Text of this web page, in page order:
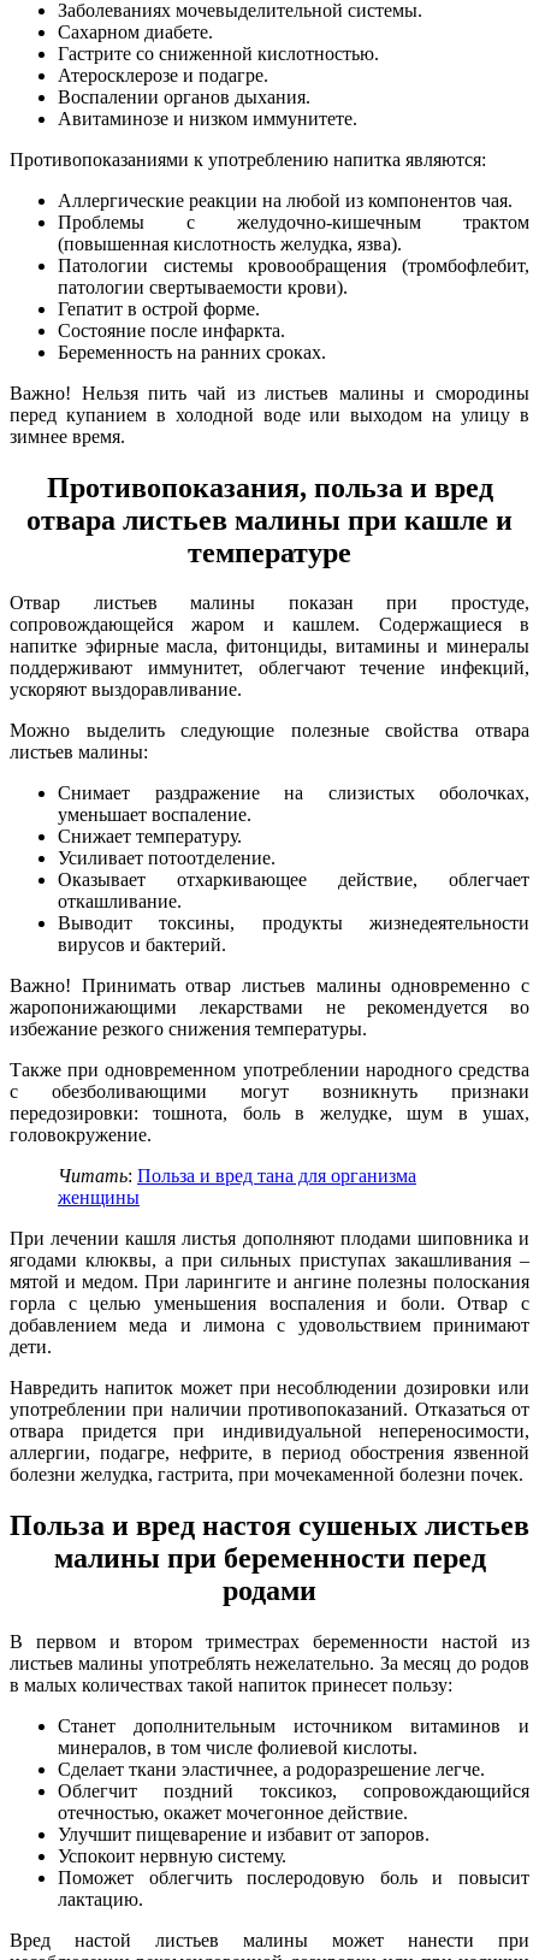
Заболеваниях мочевыделительной системы.
Сахарном диабете.
Гастрите со сниженной кислотностью.
Атеросклерозе и подагре.
Воспалении органов дыхания.
Авитаминозе и низком иммунитете.
Противопоказаниями к употреблению напитка являются:
Аллергические реакции на любой из компонентов чая.
Проблемы с желудочно-кишечным трактом
(повышенная кислотность желудка, язва).
Патологии системы кровообращения (тромбофлебит,
патологии свертываемости крови).
Гепатит в острой форме.
Состояние после инфаркта.
Беременность на ранних сроках.
Важно! Нельзя пить чай из листьев малины и смородины
перед купанием в холодной воде или выходом на улицу в
зимнее время.
Противопоказания, польза и вред
отвара листьев малины при кашле и
температуре
Отвар листьев малины показан при простуде,
сопровождающейся жаром и кашлем. Содержащиеся в
напитке эфирные масла, фитонциды, витамины и минералы
поддерживают иммунитет, облегчают течение инфекций,
ускоряют выздоравливание.
Можно выделить следующие полезные свойства отвара
листьев малины:
Снимает раздражение на слизистых оболочках,
уменьшает воспаление.
Снижает температуру.
Усиливает потоотделение.
Оказывает отхаркивающее действие, облегчает
откашливание.
Выводит токсины, продукты жизнедеятельности
вирусов и бактерий.
Важно! Принимать отвар листьев малины одновременно с
жаропонижающими лекарствами не рекомендуется во
избежание резкого снижения температуры.
Также при одновременном употреблении народного средства
с обезболивающими могут возникнуть признаки
передозировки: тошнота, боль в желудке, шум в ушах,
головокружение.
Читать: Польза и вред тана для организма
женщины
При лечении кашля листья дополняют плодами шиповника и
ягодами клюквы, а при сильных приступах закашливания –
мятой и медом. При ларингите и ангине полезны полоскания
горла с целью уменьшения воспаления и боли. Отвар с
добавлением меда и лимона с удовольствием принимают
дети.
Навредить напиток может при несоблюдении дозировки или
употреблении при наличии противопоказаний. Отказаться от
отвара придется при индивидуальной непереносимости,
аллергии, подагре, нефрите, в период обострения язвенной
болезни желудка, гастрита, при мочекаменной болезни почек.
Польза и вред настоя сушеных листьев
малины при беременности перед
родами
В первом и втором триместрах беременности настой из
листьев малины употреблять нежелательно. За месяц до родов
в малых количествах такой напиток принесет пользу:
Станет дополнительным источником витаминов и
минералов, в том числе фолиевой кислоты.
Сделает ткани эластичнее, а родоразрешение легче.
Облегчит поздний токсикоз, сопровождающийся
отечностью, окажет мочегонное действие.
Улучшит пищеварение и избавит от запоров.
Успокоит нервную систему.
Поможет облегчить послеродовую боль и повысит
лактацию.
Вред настой листьев малины может нанести при